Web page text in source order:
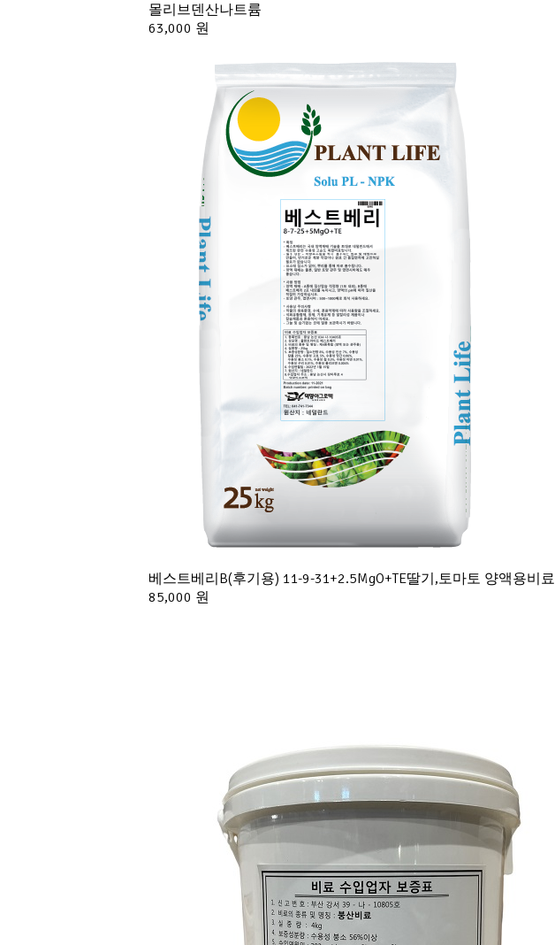
몰리브덴산나트륨
63,000 원
베스트베리B(후기용) 11-9-31+2.5MgO+TE딸기,토마토 양액용비료
85,000 원